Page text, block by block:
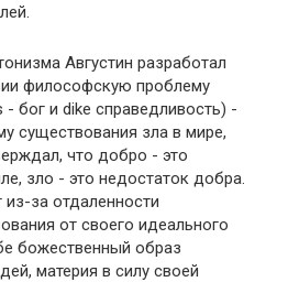
Августин разработал
философскую проблему
- бог и dike справедливость) -
существования зла в мире,
что добро - это
зло - это недостаток добра.
за отдаленности
от своего идеального
божественный образ
материя в силу своей